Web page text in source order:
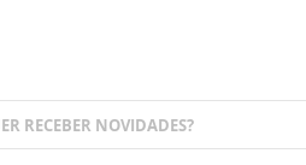
RECEBER NOVIDADES?